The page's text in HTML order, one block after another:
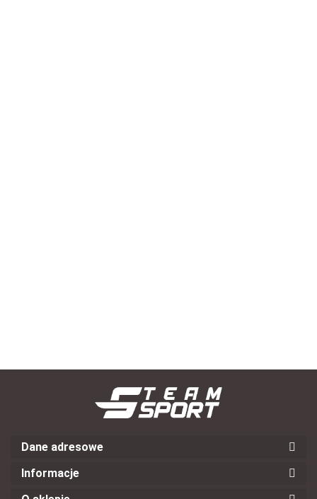
Dane adresowe
Informacje